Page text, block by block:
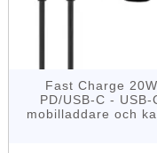
Fast Charge 20W
PD/USB-C - USB-
mobilladdare och